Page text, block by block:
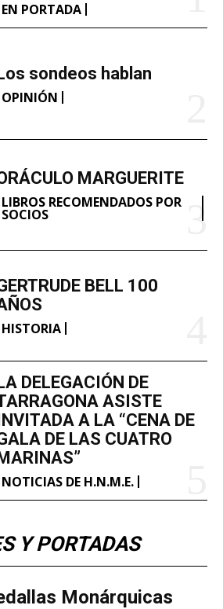
EN PORTADA
sondeos hablan
OPINIÓN
MARGUERITE
LIBROS RECOMENDADOS POR
SOCIOS
BELL 100
HISTORIA
DELEGACIÓN DE
ASISTE
A LA “CENA DE
DE LAS CUATRO
NOTICIAS DE H.N.M.E.
Y PORTADAS
Monárquicas